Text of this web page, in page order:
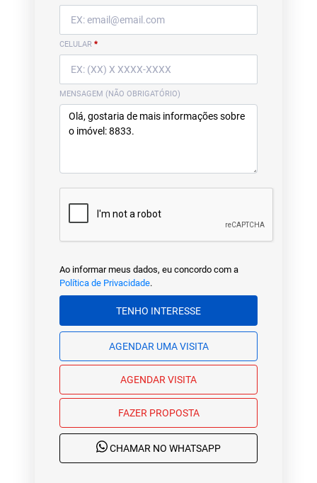
CELULAR *
MENSAGEM (NÃO OBRIGATÓRIO)
Ao informar meus dados, eu concordo com a
Política de Privacidade.
TENHO INTERESSE
AGENDAR UMA VISITA
AGENDAR VISITA
FAZER PROPOSTA
CHAMAR NO WHATSAPP